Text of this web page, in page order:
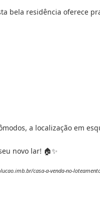
bela residência oferece
a localização em
novo lar! 🏠✨
casa-a-venda-no-